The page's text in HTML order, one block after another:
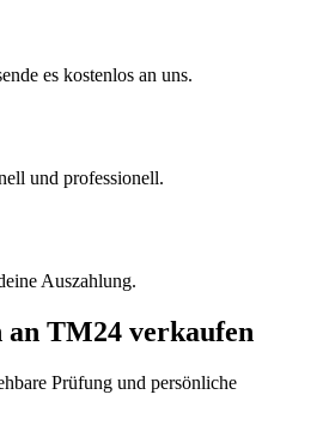
es kostenlos an uns.
und professionell.
Auszahlung.
TM24 verkaufen
Prüfung und persönliche